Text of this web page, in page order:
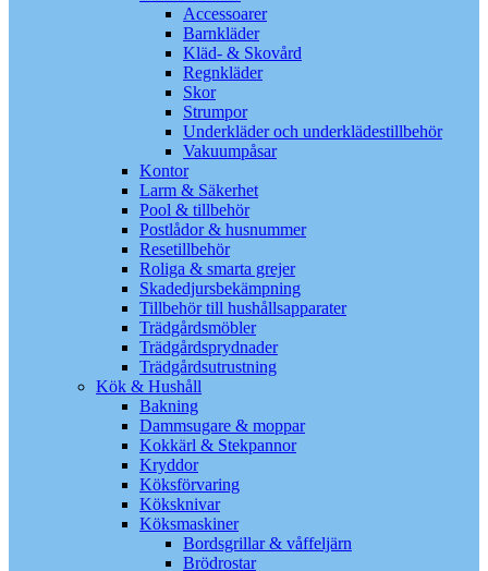
Accessoarer
Barnkläder
Kläd- & Skovård
Regnkläder
Skor
Strumpor
Underkläder och underklädestillbehör
Vakuumpåsar
Kontor
Larm & Säkerhet
Pool & tillbehör
Postlådor & husnummer
Resetillbehör
Roliga & smarta grejer
Skadedjursbekämpning
Tillbehör till hushållsapparater
Trädgårdsmöbler
Trädgårdsprydnader
Trädgårdsutrustning
Kök & Hushåll
Bakning
Dammsugare & moppar
Kokkärl & Stekpannor
Kryddor
Köksförvaring
Köksknivar
Köksmaskiner
Bordsgrillar & våffeljärn
Brödrostar